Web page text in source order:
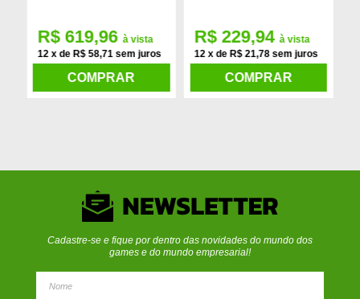
R$ 619,96à vista
12 x de R$ 58,71 sem juros
COMPRAR
R$ 229,94à vista
12 x de R$ 21,78 sem juros
COMPRAR
Cadastre-se e fique por dentro das novidades do mundo dos
games e do mundo empresarial!